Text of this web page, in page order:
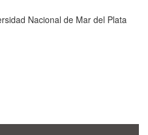
Nacional de Mar del Plata